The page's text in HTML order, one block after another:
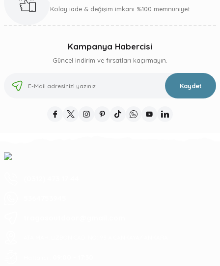
Kolay iade & değişim imkanı %100 memnuniyet
Kampanya Habercisi
Güncel indirim ve fırsatları kaçırmayın.
Kaydet